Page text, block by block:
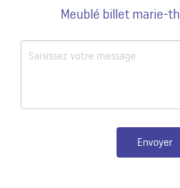
Meublé billet marie-
Envoyer